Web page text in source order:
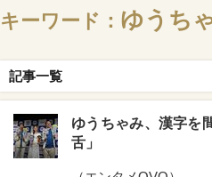
キーワード： ゆうち
記事一覧
ゆうちゃみ、漢字を
舌」